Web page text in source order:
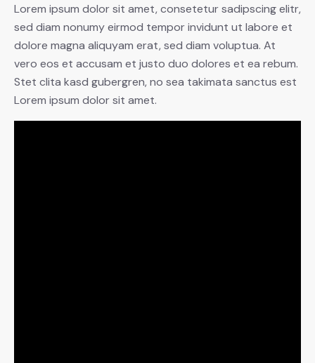
Lorem ipsum dolor sit amet, consetetur sadipscing elitr,
sed diam nonumy eirmod tempor invidunt ut labore et
dolore magna aliquyam erat, sed diam voluptua. At
vero eos et accusam et justo duo dolores et ea rebum.
Stet clita kasd gubergren, no sea takimata sanctus est
Lorem ipsum dolor sit amet.